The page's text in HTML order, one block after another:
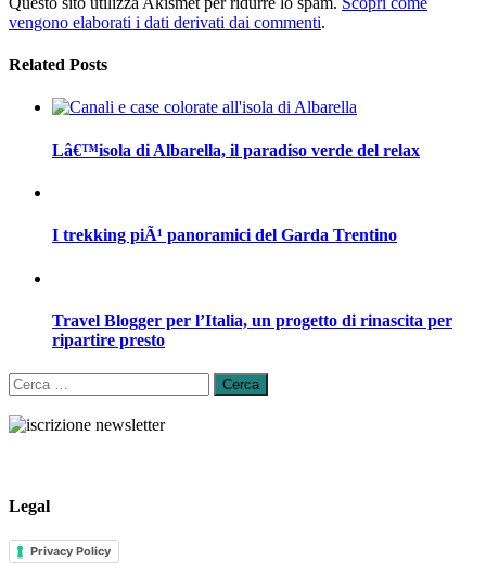
vengono elaborati i dati derivati dai commenti.
Related Posts
Lâ€™isola di Albarella, il paradiso verde del relax
I trekking piÃ¹ panoramici del Garda Trentino
Travel Blogger per l’Italia, un progetto di rinascita per
ripartire presto
Ricerca
per:
Legal
Privacy Policy